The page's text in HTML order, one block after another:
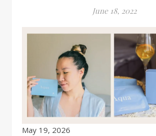
June 18, 2022
May 19, 2026